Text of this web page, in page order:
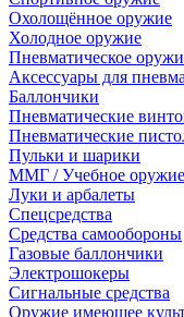
Охолощённое оружие
Холодное оружие
Пневматическое
Аксессуары для
Баллончики
Пневматические
Пневматические
Пульки и шарики
ММГ / Учебное оружие
Луки и арбалеты
Спецсредства
Средства самообороны
Газовые баллончики
Электрошокеры
Сигнальные средства
Оружие имеющее